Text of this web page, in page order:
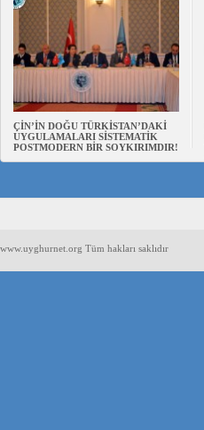
ÇİN’İN DOĞU TÜRKİSTAN’DAKİ
UYGULAMALARI SİSTEMATİK
POSTMODERN BİR SOYKIRIMDIR!
www.uyghurnet.org Tüm hakları saklıdır